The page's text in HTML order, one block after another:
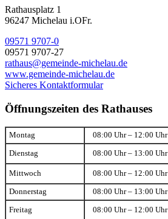
Rathausplatz 1
96247 Michelau i.OFr.
09571 9707-0
09571 9707-27
rathaus@gemeinde-michelau.de
www.gemeinde-michelau.de
Sicheres Kontaktformular
Öffnungszeiten des Rathauses
Montag 08:00 Uhr – 12:00 Uhr
Dienstag 08:00 Uhr – 13:00 Uhr
Mittwoch 08:00 Uhr – 12:00 Uhr
Donnerstag 08:00 Uhr – 13:00 Uhr
Freitag 08:00 Uhr – 12:00 Uhr